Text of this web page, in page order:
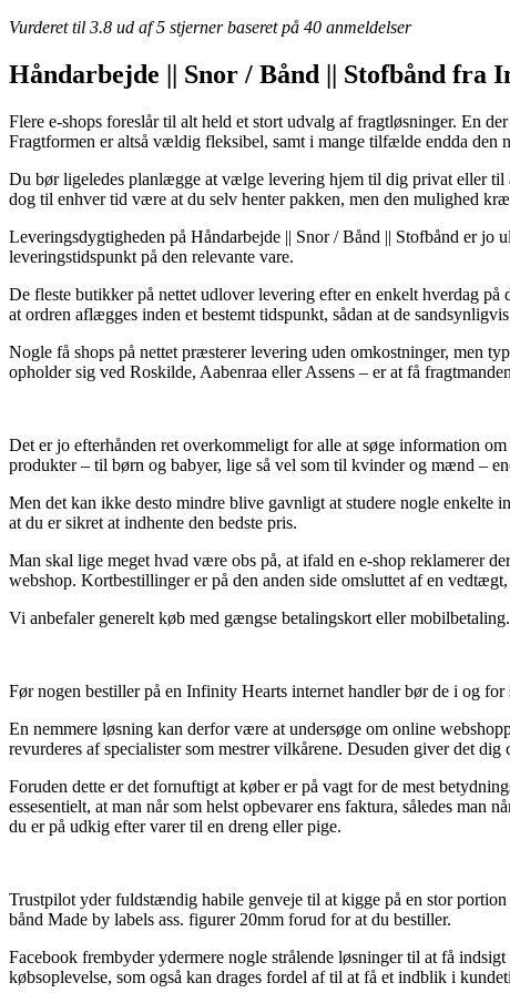
Vurderet til 3.8 ud af 5 stjerner baseret på 40 anmeldelser
Håndarbejde || Snor / Bånd || Stofbånd fra
Flere e-shops foreslår til alt held et stort udvalg af fragtløsninger. En
Fragtformen er altså vældig fleksibel, samt i mange tilfælde endda den
Du bør ligeledes planlægge at vælge levering hjem til dig privat eller til
dog til enhver tid være at du selv henter pakken, men den mulighed
Leveringsdygtigheden på Håndarbejde || Snor / Bånd || Stofbånd er jo
leveringstidspunkt på den relevante vare.
De fleste butikker på nettet udlover levering efter en enkelt hverdag
at ordren aflægges inden et bestemt tidspunkt, sådan at de
Nogle få shops på nettet præsterer levering uden omkostninger, men
opholder sig ved Roskilde, Aabenraa eller Assens – er at få
Det er jo efterhånden ret overkommeligt for alle at søge information
produkter – til børn og babyer, lige så vel som til kvinder og mænd –
Men det kan ikke desto mindre blive gavnligt at studere nogle enkelte
at du er sikret at indhente den bedste pris.
Man skal lige meget hvad være obs på, at ifald en e-shop reklamerer
webshop. Kortbestillinger er på den anden side omsluttet af en
Vi anbefaler generelt køb med gængse betalingskort eller
Før nogen bestiller på en Infinity Hearts internet handler bør de i og
En nemmere løsning kan derfor være at undersøge om online
revurderes af specialister som mestrer vilkårene. Desuden giver det
Foruden dette er det fornuftigt at køber er på vagt for de mest
essesentielt, at man når som helst opbevarer ens faktura, således
du er på udkig efter varer til en dreng eller pige.
Trustpilot yder fuldstændig habile genveje til at kigge på en stor
bånd Made by labels ass. figurer 20mm forud for at du bestiller.
Facebook frembyder ydermere nogle strålende løsninger til at få
købsoplevelse, som også kan drages fordel af til at få et indblik i